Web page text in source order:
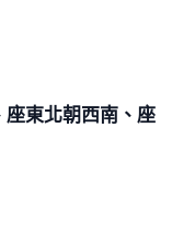
座東北朝西南、座